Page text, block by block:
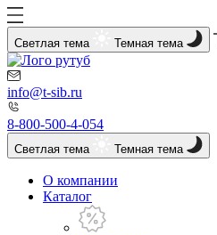
Светлая тема Темная тема
info@t-sib.ru
8-800-500-4-054
Светлая тема Темная тема
О компании
Каталог